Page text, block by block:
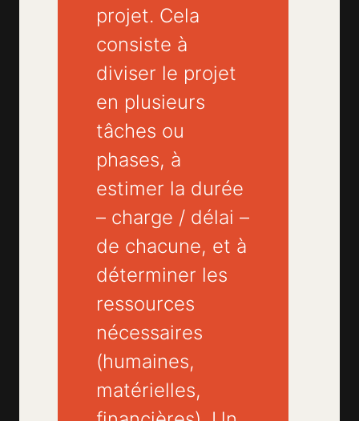
projet. Cela
consiste à
diviser le projet
en plusieurs
tâches ou
phases, à
estimer la durée
– charge / délai –
de chacune, et à
déterminer les
ressources
nécessaires
(humaines,
matérielles,